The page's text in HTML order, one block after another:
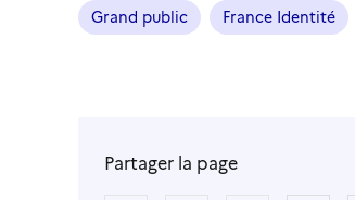
Grand public France Identité
Partager la page